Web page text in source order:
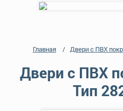
Главная Двери с ПВХ
Двери с ПВХ
Тип